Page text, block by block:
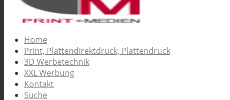
Home
Print, Plattendirektdruck, Plattendruck
3D Werbetechnik
XXL Werbung
Kontakt
Suche